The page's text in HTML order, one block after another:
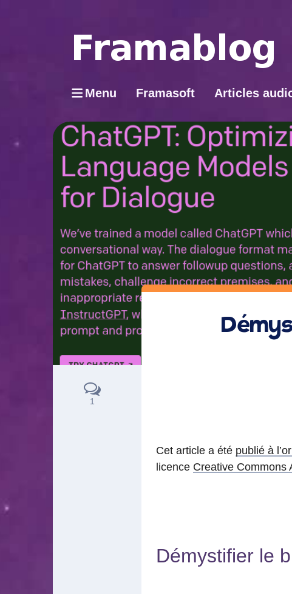
Menu Framasoft Articles
1
Cet article a été publié à
licence Creative Commons
Démystifier le